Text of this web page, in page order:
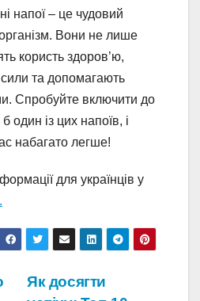
напої – це чудовий
Вони не лише
користь здоров’ю,
та допомагають
Спробуйте включити до
один із цих напоїв, і
набагато легше!
для українців у
Як досягти